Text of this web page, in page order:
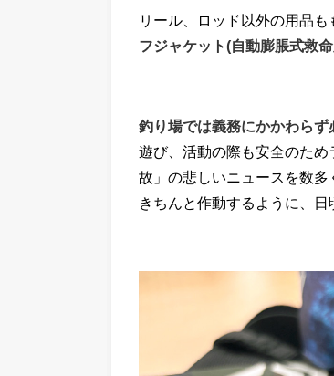
リール、ロッド以外の用品
フジャケット(自動膨脹式救命
釣り場では義務にかかわらず
遊び、活動の際も安全のた
故」の悲しいニュースを数
きちんと作動するように、日